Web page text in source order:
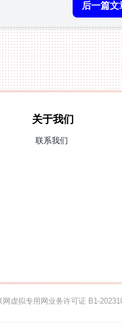
后一篇文
关于我们
联系我们
网虚拟专用网业务许可证 B1-